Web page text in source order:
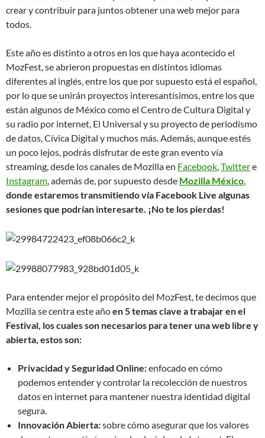
crear y contribuir para juntos obtener una web mejor para
todos.
Este año es distinto a otros en los que haya acontecido el
MozFest, se abrieron propuestas en distintos idiomas
diferentes al inglés, entre los que por supuesto está el español,
por lo que se unirán proyectos interesantísimos, entre los que
están algunos de México como el Centro de Cultura Digital y
su radio por internet, El Universal y su proyecto de periodismo
de datos, Cívica Digital y muchos más. Además, aunque estés
un poco lejos, podrás disfrutar de este gran evento vía
streaming, desde los canales de Mozilla en Facebook,Twittere
Instagram, además de, por supuesto desde Mozilla México,
donde estaremos transmitiendo vía Facebook Live algunas
sesiones que podrían interesarte. ¡No te los pierdas!
Para entender mejor el propósito del MozFest, te decimos que
Mozilla se centra este añoen 5 temas clave a trabajar en el
Festival, los cuales son necesarios para tener una web libre y
abierta, estos son:
Privacidad y Seguridad Online:enfocado en cómo
podemos entender y controlar la recolección de nuestros
datos en internet para mantener nuestra identidad digital
segura.
Innovación Abierta:sobre cómo asegurar que los valores